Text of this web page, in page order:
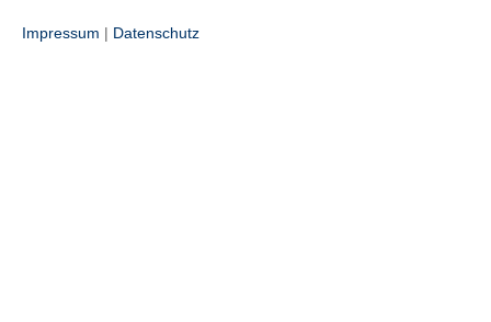
Impressum | Datenschutz